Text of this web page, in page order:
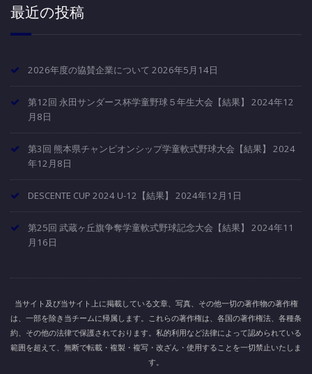
最近の投稿
2026年度の協賛企業について 2026年5月14日
第12回 永田サンダース杯学童野球５年生大会【結果】
2024年12
月8日
第3回 熊本県チャンピオンシップ学童軟式野球大会【結果】
2024
年12月8日
DESCENTE CUP 2024 U-12【結果】 2024年12月1日
第25回 武蔵ヶ丘旗争奪学童軟式野球記念大会【結果】
2024年11
月16日
当サイト及び当サイト上に掲載している文章、写真、その他一切の著作物の著作権
は、一部を除き当チームに帰属します。これらの著作権は、各国の著作権法、各種条
約、その他の法律で保護されております。私的利用など法律によって認められている
範囲を超えて、無断で転載・複製・複写・改ざん・使用することを一切禁止いたしま
す。